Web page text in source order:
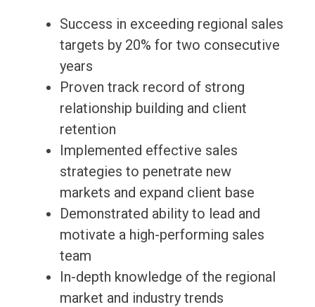
Success in exceeding regional sales
targets by 20% for two consecutive
years
Proven track record of strong
relationship building and client
retention
Implemented effective sales
strategies to penetrate new
markets and expand client base
Demonstrated ability to lead and
motivate a high-performing sales
team
In-depth knowledge of the regional
market and industry trends